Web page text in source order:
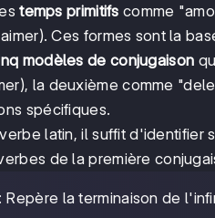
temps primitifs comme
Ces formes sont la
modèles de conjugaison
la deuxième comme
spécifiques.
latin, il suffit d'identifier
de la première
: Repère la terminaison de